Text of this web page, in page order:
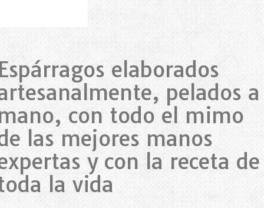
elaborados
pelados a
con todo el mimo
las mejores manos
y con la receta de
la vida